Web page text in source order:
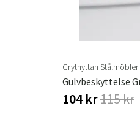
Grythyttan Stålmöbler
104 kr115 kr